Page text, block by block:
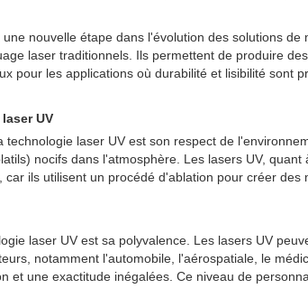
nouvelle étape dans l'évolution des solutions
laser traditionnels. Ils permettent de produire
pour les applications où durabilité et lisibilité sont
UV
technologie laser UV est son respect de
nocifs dans l'atmosphère. Les lasers UV,
ils utilisent un procédé d'ablation pour créer
laser UV est sa polyvalence. Les lasers UV
notamment l'automobile, l'aérospatiale, le
et une exactitude inégalées. Ce niveau de